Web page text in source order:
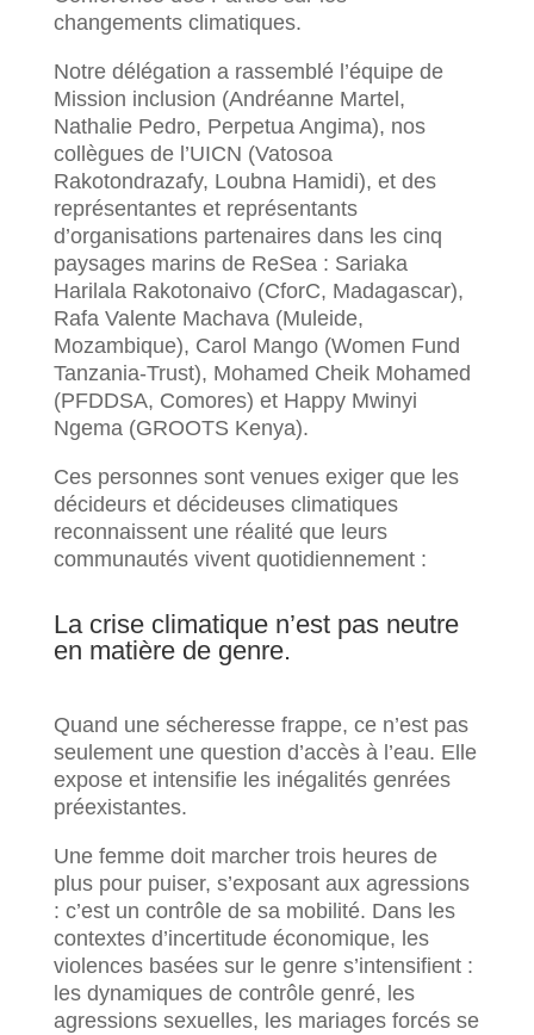
changements climatiques.
Notre délégation a rassemblé l’équipe de
Mission inclusion (Andréanne Martel,
Nathalie Pedro, Perpetua Angima), nos
collègues de l’UICN (Vatosoa
Rakotondrazafy, Loubna Hamidi), et des
représentantes et représentants
d’organisations partenaires dans les cinq
paysages marins de ReSea : Sariaka
Harilala Rakotonaivo (CforC, Madagascar),
Rafa Valente Machava (Muleide,
Mozambique), Carol Mango (Women Fund
Tanzania-Trust), Mohamed Cheik Mohamed
(PFDDSA, Comores) et Happy Mwinyi
Ngema (GROOTS Kenya).
Ces personnes sont venues exiger que les
décideurs et décideuses climatiques
reconnaissent une réalité que leurs
communautés vivent quotidiennement :
La crise climatique n’est pas neutre
en matière de genre.
Quand une sécheresse frappe, ce n’est pas
seulement une question d’accès à l’eau. Elle
expose et intensifie les inégalités genrées
préexistantes.
Une femme doit marcher trois heures de
plus pour puiser, s’exposant aux agressions
: c’est un contrôle de sa mobilité. Dans les
contextes d’incertitude économique, les
violences basées sur le genre s’intensifient :
les dynamiques de contrôle genré, les
agressions sexuelles, les mariages forcés se